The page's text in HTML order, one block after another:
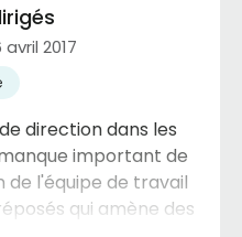
2017
direction dans les
important de
de l'équipe de travail
qui amène des